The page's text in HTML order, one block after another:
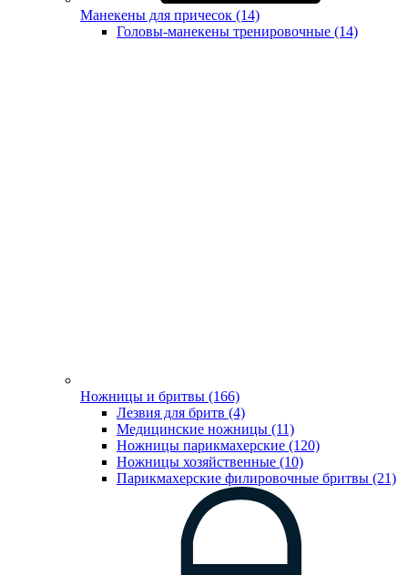
Манекены для причесок (14)
Головы-манекены тренировочные (14)
Ножницы и бритвы (166)
Лезвия для бритв (4)
Медицинские ножницы (11)
Ножницы парикмахерские (120)
Ножницы хозяйственные (10)
Парикмахерские филировочные бритвы (21)